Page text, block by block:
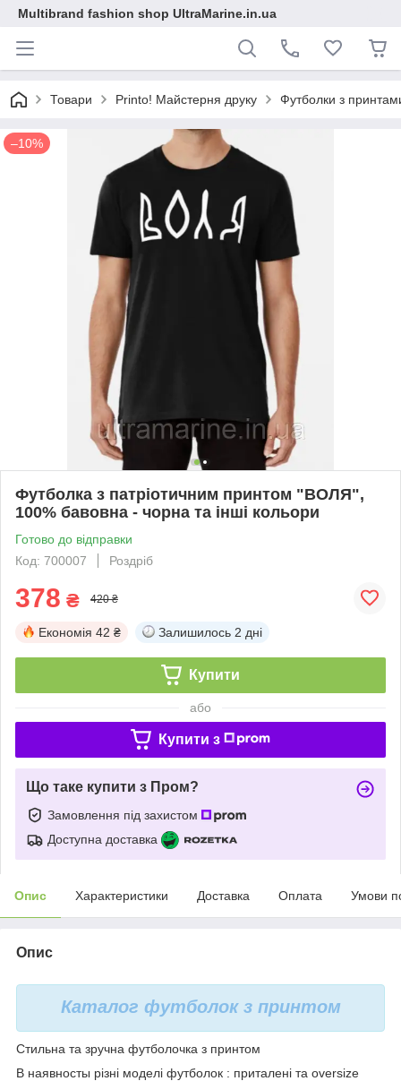
Multibrand fashion shop UltraMarine.in.ua
Товари Printo! Майстерня друку Футболки з
–10%
Футболка з патріотичним принтом "ВОЛЯ",
100% бавовна - чорна та інші кольори
Готово до відправки
Код: 700007
Роздріб
378 ₴ 420 ₴
Економія 42 ₴ Залишилось 2 дні
Купити
або
Купити з
Що таке купити з Пром?
Замовлення під захистом
Доступна доставка
Опис Характеристики Доставка Оплата Умови
Опис
Каталог футболок з принтом
Стильна та зручна футболочка з принтом
В наявносты різні моделі футболок : приталені та oversize